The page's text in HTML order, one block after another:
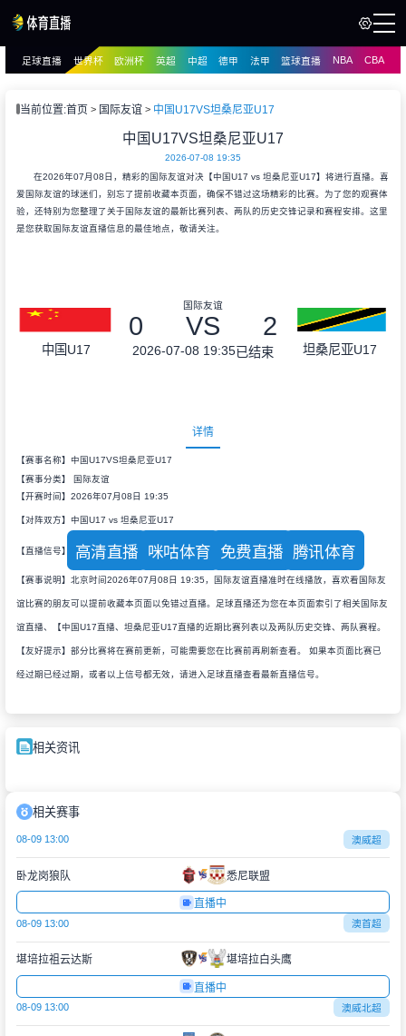
播
足球直播 世界杯 欧洲杯 英超 中超 德甲 法甲 篮球直播 NBA CBA
当前位置:首页 国际友谊 中国U17VS坦桑尼亚U17
中国U17VS坦桑尼亚U17
2026-07-08 19:35
在2026年07月08日，精彩的国际友谊对决【中国U17 vs 坦桑尼亚U17】将进行直播。喜
爱国际友谊的球迷们，别忘了提前收藏本页面，确保不错过这场精彩的比赛。为了您的观赛体
验，还特别为您整理了关于国际友谊的最新比赛列表、两队的历史交锋记录和赛程安排。这里
是您获取国际友谊直播信息的最佳地点，敬请关注。
中国U17
国际友谊
0 VS 2
2026-07-08 19:35已结束 坦桑尼亚U17
详情
【赛事名称】中国U17VS坦桑尼亚U17
【赛事分类】 国际友谊
【开赛时间】2026年07月08日 19:35
【对阵双方】中国U17 vs 坦桑尼亚U17
【直播信号】 高清直播 咪咕体育 免费直播 腾讯体育
【赛事说明】北京时间2026年07月08日 19:35，国际友谊直播准时在线播放，喜欢看国际友
谊比赛的朋友可以提前收藏本页面以免错过直播。足球直播还为您在本页面索引了相关国际友
谊直播、【中国U17直播、坦桑尼亚U17直播的近期比赛列表以及两队历史交锋、两队赛程。
【友好提示】部分比赛将在赛前更新，可能需要您在比赛前再刷新查看。 如果本页面比赛已
经过期已经过期，或者以上信号都无效，请进入足球直播查看最新直播信号。
相关资讯
相关赛事
08-09 13:00 澳威超
卧龙岗狼队 悉尼联盟
直播中
08-09 13:00 澳首超
堪培拉祖云达斯 堪培拉白头鹰
直播中
08-09 13:00 澳威北超